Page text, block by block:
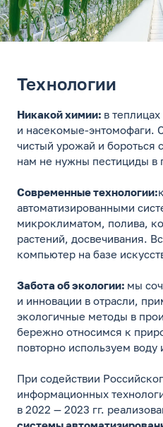
Технологии
Никакой химии: в
и насекомые-энтомофаги.
чистый урожай и бороться
нам не нужны пестициды в
Современные технологии:
автоматизированными
микроклиматом, полива,
растений, досвечивания.
компьютер на базе
Забота об экологии: мы
и инновации в отрасли,
экологичные методы в
бережно относимся к
повторно используем воду
При содействии
информационных
в 2022 — 2023 гг.